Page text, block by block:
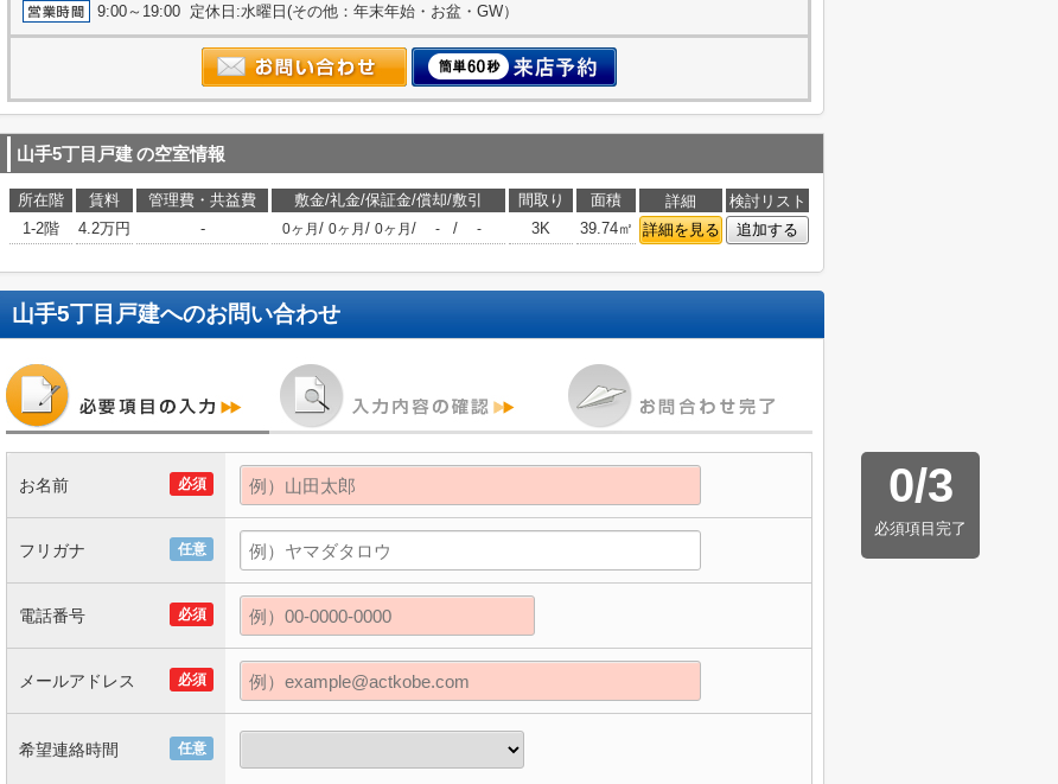
9:00～19:00 定休日:水曜日(その他：年末年始・お盆・GW）
山手5丁目戸建の空室情報
所在階 賃料 管理費・共益費 敷金/礼金/保証金/償却/敷引 間取り 面積 詳細
検討リスト
1-2階
4.2万円 - 0ヶ月 / 0ヶ月 / 0ヶ月 / - / - 3K 39.74㎡ 詳細を見る 追加する
山手5丁目戸建へのお問い合わせ
0/3
必須項目完了
必須
お名前
任意
フリガナ
必須
電話番号
必須
メールアドレス
任意
希望連絡時間